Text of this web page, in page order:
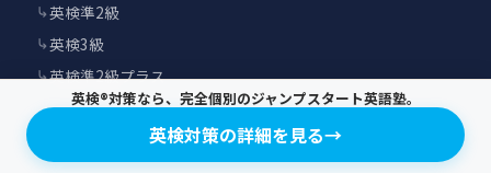
英検準2級
英検3級
英検準2級プラス
その他
英検®対策なら、完全個別のジャンプスタート英語塾。
英検対策の詳細を見る→